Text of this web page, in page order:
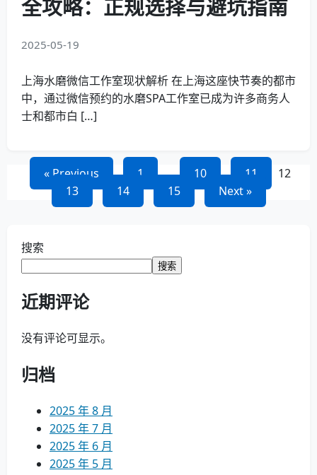
全攻略：正规选择与避坑指南
2025-05-19
上海水磨微信工作室现状解析 在上海这座快节奏的都市
中，通过微信预约的水磨SPA工作室已成为许多商务人
士和都市白 […]
航
« Previous 1 … 10 11
12
13
14 15 Next »
搜索
搜索
近期评论
没有评论可显示。
归档
2025 年 8 月
2025 年 7 月
2025 年 6 月
2025 年 5 月